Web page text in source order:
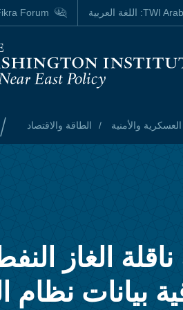
والأمنية الطاقة والاقتصاد /
TWI اللغة العربية Forum
الغاز
بيانات نظام